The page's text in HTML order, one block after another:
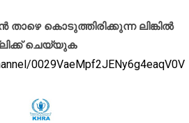
കൊടുത്തിരിക്കുന്ന ലിങ്കിൽ
ചെയ്യുക
0029VaeMpf2JENy6g4eaqV0V